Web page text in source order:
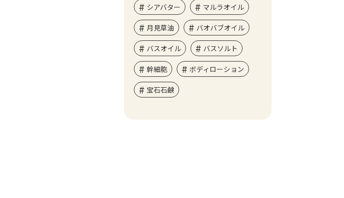
シアバター マルラオイル
月見草油 バオバブオイル
バスオイル バスソルト
幹細胞 ボディローション
宝石石鹸